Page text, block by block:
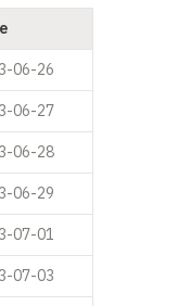
06-26
06-27
06-28
06-29
07-01
07-03